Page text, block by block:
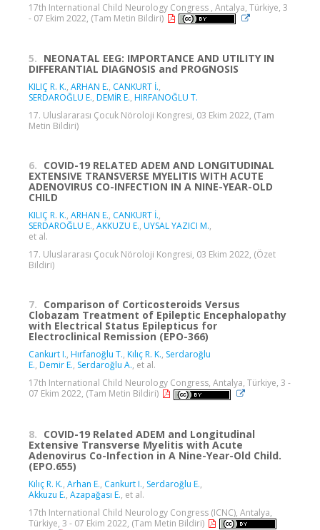
17th International Child Neurology Congress , Antalya, Türkiye, 3
- 07 Ekim 2022, (Tam Metin Bildiri)
5. NEONATAL EEG: IMPORTANCE AND UTILITY IN
DIFFERANTIAL DIAGNOSIS and PROGNOSIS
KILIÇ R. K., ARHAN E., CANKURT İ.,
SERDAROĞLU E., DEMİR E., HIRFANOĞLU T.
17. Uluslararası Çocuk Nöroloji Kongresi, 03 Ekim 2022, (Tam
Metin Bildiri)
6. COVID-19 RELATED ADEM AND LONGITUDINAL
EXTENSIVE TRANSVERSE MYELITIS WITH ACUTE
ADENOVIRUS CO-INFECTION IN A NINE-YEAR-OLD
CHILD
KILIÇ R. K., ARHAN E., CANKURT İ.,
SERDAROĞLU E., AKKUZU E., UYSAL YAZICI M.,
et al.
17. Uluslararası Çocuk Nöroloji Kongresi, 03 Ekim 2022, (Özet
Bildiri)
7. Comparison of Corticosteroids Versus
Clobazam Treatment of Epileptic Encephalopathy
with Electrical Status Epilepticus for
Electroclinical Remission (EPO-366)
Cankurt I., Hırfanoğlu T., Kılıç R. K., Serdaroğlu
E., Demir E., Serdaroğlu A., et al.
17th International Child Neurology Congress, Antalya, Türkiye, 3 -
07 Ekim 2022, (Tam Metin Bildiri)
8. COVID-19 Related ADEM and Longitudinal
Extensive Transverse Myelitis with Acute
Adenovirus Co-Infection in A Nine-Year-Old Child.
(EPO.655)
Kılıç R. K., Arhan E., Cankurt I., Serdaroğlu E.,
Akkuzu E., Azapağası E., et al.
17th International Child Neurology Congress (ICNC), Antalya,
Türkiye, 3 - 07 Ekim 2022, (Tam Metin Bildiri)